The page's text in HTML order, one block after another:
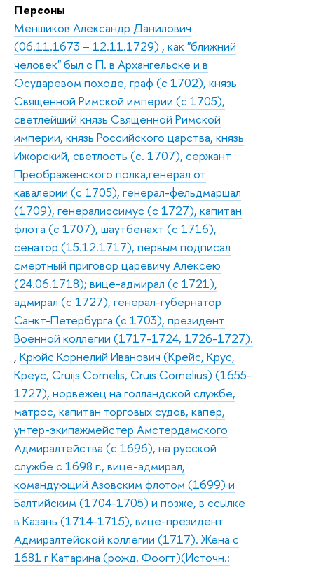
Персоны
Меншиков Александр Данилович
(06.11.1673 – 12.11.1729) , как "ближний
человек" был с П. в Архангельске и в
Осударевом походе, граф (с 1702), князь
Священной Римской империи (с 1705),
светлейший князь Священной Римской
империи, князь Российского царства, князь
Ижорский, светлость (с. 1707), сержант
Преображенского полка,генерал от
кавалерии (с 1705), генерал-фельдмаршал
(1709), генералиссимус (с 1727), капитан
флота (с 1707), шаутбенахт (с 1716),
сенатор (15.12.1717), первым подписал
смертный приговор царевичу Алексею
(24.06.1718); вице-адмирал (с 1721),
адмирал (с 1727), генерал-губернатор
Санкт-Петербурга (с 1703), президент
Военной коллегии (1717-1724, 1726-1727).
, Крюйс Корнелий Иванович (Крейс, Крус,
Креус, Cruijs Cornelis, Cruis Cornelius) (1655-
1727), норвежец на голландской службе,
матрос, капитан торговых судов, капер,
унтер-экипажмейстер Амстердамского
Адмиралтейства (с 1696), на русской
службе с 1698 г., вице-адмирал,
командующий Азовским флотом (1699) и
Балтийским (1704-1705) и позже, в ссылке
в Казань (1714-1715), вице-президент
Адмиралтейской коллегии (1717). Жена с
1681 г Катарина (рожд. Фоогт)(Источн.: